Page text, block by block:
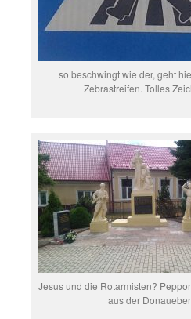
so beschwingt wie der, geht
Zebrastreifen. Tolles
Jesus und die Rotarmisten?
aus der